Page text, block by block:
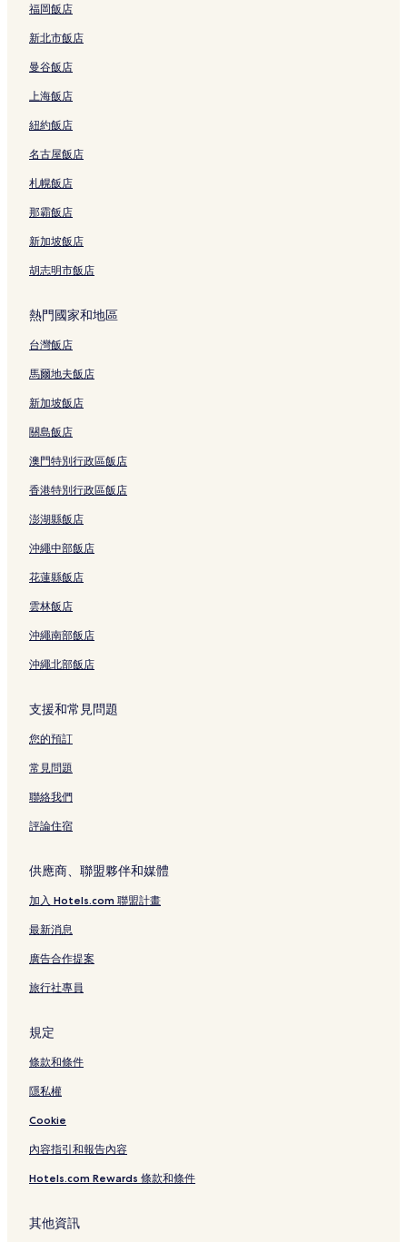
新堡國際曲棍球中心附近的飯店
恆福山附近的飯店
洞窟海灘飯店
尼爾森灣達爾博拉碼頭附近的飯店
弗萊徹飯店
華亞搭站附近的飯店
梅特蘭站附近的飯店
貝爾博德高地飯店
美特蘭飯店
威爾飯店
吉利比飯店
船港飯店
基思·塔洛克酒莊附近的飯店
希爾達爾飯店
麥格理希爾斯飯店
恩瑞斯海洋浴場附近的飯店
White Barn Pokolbin附近的飯店
史蒂芬港酒莊附近的飯店
瓦拉拉國家公園附近的飯店
梅里韋瑟飯店
希漢普頓飯店
獵人谷花園附近的飯店
Bimbadgen Palmers Lane附近的飯店
亞當斯敦飯店
天鵝灣飯店
福岡飯店
新北市飯店
曼谷飯店
上海飯店
紐約飯店
名古屋飯店
札幌飯店
那霸飯店
新加坡飯店
胡志明市飯店
熱門國家和地區
台灣飯店
馬爾地夫飯店
新加坡飯店
關島飯店
澳門特別行政區飯店
香港特別行政區飯店
澎湖縣飯店
沖繩中部飯店
花蓮縣飯店
雲林飯店
沖繩南部飯店
沖繩北部飯店
支援和常見問題
您的預訂
常見問題
聯絡我們
評論住宿
供應商、聯盟夥伴和媒體
加入 Hotels.com 聯盟計畫
最新消息
廣告合作提案
旅行社專員
規定
條款和條件
隱私權
Cookie
內容指引和報告內容
Hotels.com Rewards 條款和條件
其他資訊